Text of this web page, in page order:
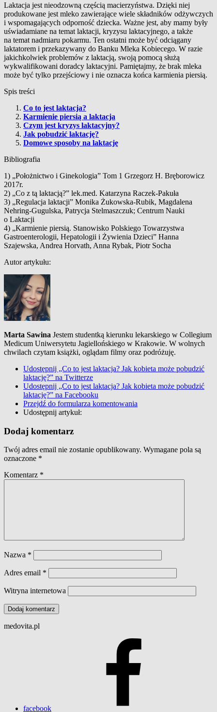
Laktacja jest nieodzowną częścią macierzyństwa. Dzięki niej
produkowane jest mleko zawierające wiele składników odżywczych
i wspomagających odporność dziecka. Ważne jest, aby mamy były
uświadamiane na temat laktacji, kryzysu laktacyjnego, a także
na temat nadmiaru pokarmu. Ten ostatni może być odciągany
laktatorem i przekazywany do Banku Mleka Kobiecego. W razie
jakichkolwiek problemów z laktacją, swoją pomocą służą
wykwalifikowani doradcy laktacyjni. Pamiętajmy, że brak mleka
może być tylko przejściowy i nie oznacza końca karmienia piersią.
Spis treści
Co to jest laktacja?
Karmienie piersią a laktacja
Czym jest kryzys laktacyjny?
Jak pobudzić laktację?
Domowe sposoby na laktację
Bibliografia
1) „Położnictwo i Ginekologia” Tom 1 Grzegorz H. Bręborowicz
2017r.
2) „Co z tą laktacją?” lek.med. Katarzyna Raczek-Pakuła
3) „Regulacja laktacji” Monika Żukowska-Rubik, Magdalena
Nehring-Gugulska, Patrycja Stelmaszczuk; Centrum Nauki
o Laktacji
4) „Karmienie piersią. Stanowisko Polskiego Towarzystwa
Gastroenterologii, Hepatologii i Żywienia Dzieci” Hanna
Szajewska, Andrea Horvath, Anna Rybak, Piotr Socha
Autor artykułu:
Marta Sawina Jestem studentką kierunku lekarskiego w Collegium
Medicum Uniwersytetu Jagiellońskiego w Krakowie. W wolnych
chwilach czytam książki, oglądam filmy oraz podróżuję.
Udostępnij „Co to jest laktacja? Jak kobieta może pobudzić
laktację?” na Twitterze
Udostępnij „Co to jest laktacja? Jak kobieta może pobudzić
laktację?” na Facebooku
Przejdź do formularza komentowania
Udostępnij artykuł:
Dodaj komentarz
Twój adres email nie zostanie opublikowany. Wymagane pola są
oznaczone *
Komentarz *
Nazwa *
Adres email *
Witryna internetowa
medovita.pl
facebook